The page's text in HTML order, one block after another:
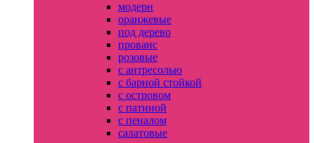
модерн
оранжевые
под дерево
прованс
розовые
с антресолью
с барной стойкой
с островом
с патиной
с пеналом
салатовые